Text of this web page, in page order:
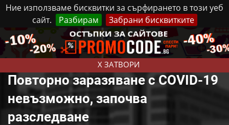
Ние използваме бисквитки за сърфирането в този уеб
сайт.
Разбирам Забрани бисквитките
X ЗАТВОРИ
Петък, 7 Август, 2026 Реклама Контакти
Повторно заразяване с COVID-19
невъзможно, започва
разследване